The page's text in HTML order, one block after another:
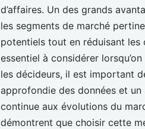
d’affaires. Un des grands
les segments de marché
potentiels tout en réduisant
essentiel à considérer
les décideurs, il est important
approfondie des données et
continue aux évolutions du
démontrent que choisir cette